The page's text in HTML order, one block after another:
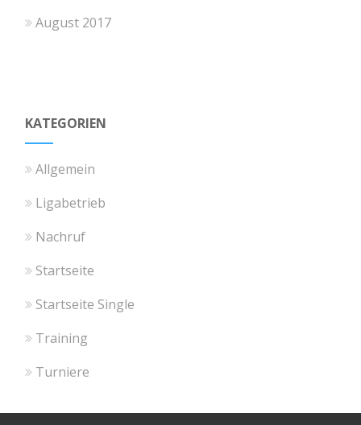
August 2017
KATEGORIEN
Allgemein
Ligabetrieb
Nachruf
Startseite
Startseite Single
Training
Turniere